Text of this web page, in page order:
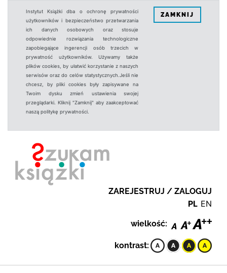
Instytut Książki dba o ochronę prywatności
użytkowników i bezpieczeństwo przetwarzania
ich danych osobowych oraz stosuje
odpowiednie rozwiązania technologiczne
zapobiegające ingerencji osób trzecich w
prywatność użytkowników. Używamy także
plików cookies, by ułatwić korzystanie z naszych
serwisów oraz do celów statystycznych.Jeśli nie
chcesz, by pliki cookies były zapisywane na
Twoim dysku zmień ustawienia swojej
przeglądarki. Kliknij "Zamknij" aby zaakceptować
naszą politykę prywatności.
ZAMKNIJ
ZAREJESTRUJ / ZALOGUJ
PL EN
wielkość:
kontrast: